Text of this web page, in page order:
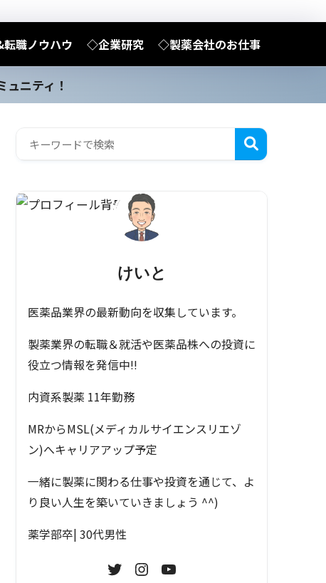
職ノウハウ ◇企業研究 ◇製薬会社のお仕事
ニティ！
けいと
医薬品業界の最新動向を収集しています。
製薬業界の転職＆就活や医薬品株への投資に
役立つ情報を発信中!!
内資系製薬 11年勤務
MRからMSL(メディカルサイエンスリエゾ
ン)へキャリアアップ予定
一緒に製薬に関わる仕事や投資を通じて、よ
り良い人生を築いていきましょう ^^)
薬学部卒| 30代男性